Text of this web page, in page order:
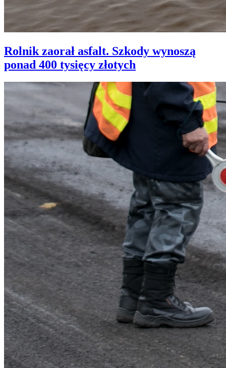
Rolnik zaorał asfalt. Szkody wynoszą
ponad 400 tysięcy złotych